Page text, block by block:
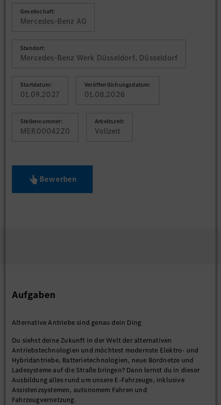
Gesellschaft:
Mercedes-Benz AG
Standort:
Mercedes-Benz Werk Düsseldorf, Düsseldorf
Startdatum:
01.09.2027
Veröffentlichungsdatum:
01.08.2026
Stellennummer:
MER00042Z0
Arbeitszeit:
Vollzeit
Bewerben
Aufgaben
Alternative Antriebe sind genau dein Ding
Du siehst deine Zukunft in der Welt der alternativen
Antriebstechnologien und möchtest modernste Elektro- und
Hybridantriebe, Batterietechnologien, neue Bordnetze und
Ladesysteme auf die Straße bringen? Dann lernst du in dieser
Ausbildung alles rund um unsere E-Fahrzeuge, inklusive
Assistenzsystemen, autonomem Fahren und
Fahrzeugvernetzung.